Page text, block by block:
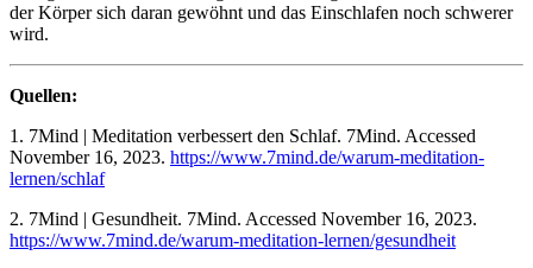
der Körper sich daran gewöhnt und das Einschlafen noch schwerer
wird.
Quellen:
1. 7Mind | Meditation verbessert den Schlaf. 7Mind. Accessed
November 16, 2023. https://www.7mind.de/warum-meditation-
lernen/schlaf
2. 7Mind | Gesundheit. 7Mind. Accessed November 16, 2023.
https://www.7mind.de/warum-meditation-lernen/gesundheit